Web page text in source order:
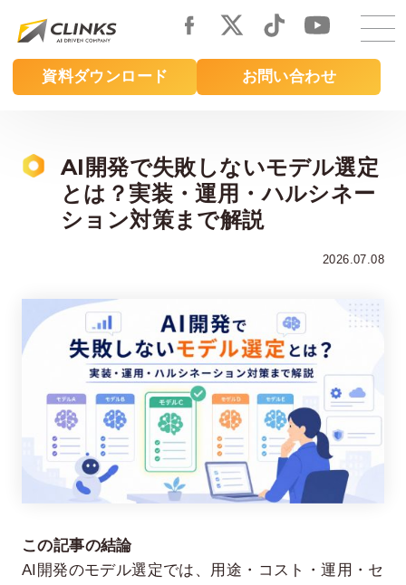
main
content
資料ダウンロード お問い合わせ
AI開発で失敗しないモデル選定
とは？実装・運用・ハルシネー
ション対策まで解説
2026.07.08
この記事の結論
AI開発のモデル選定では、用途・コスト・運用・セ